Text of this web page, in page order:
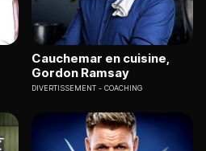
Cauchemar en cuisine,
Gordon Ramsay
DIVERTISSEMENT COACHING